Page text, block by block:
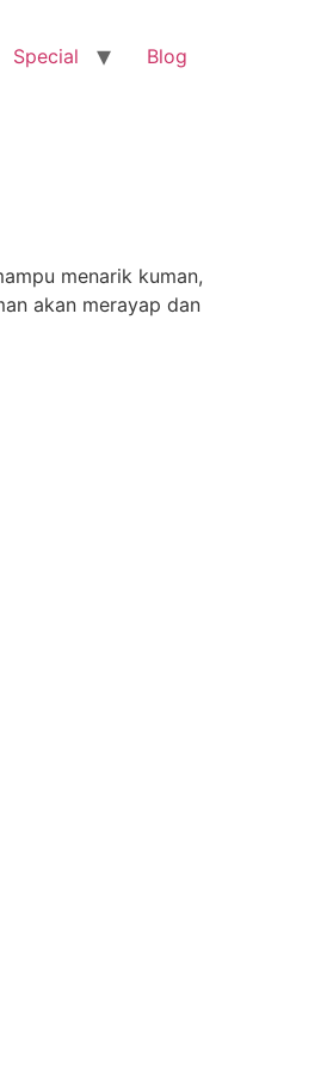
Special Blog
menarik kuman,
akan merayap dan